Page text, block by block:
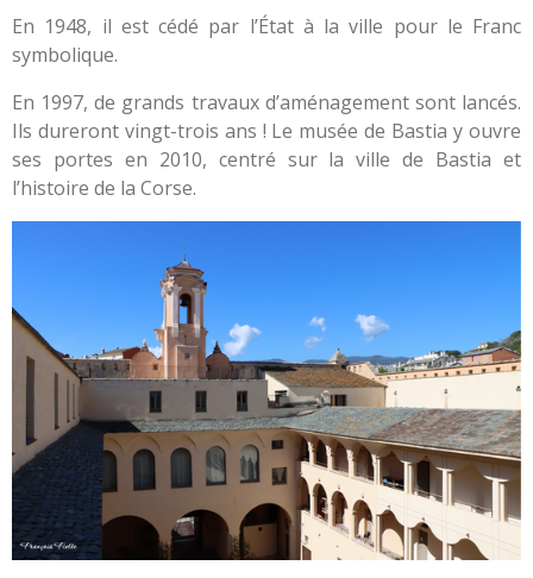
En 1948, il est cédé par l’État à la ville pour le Franc
symbolique.
En 1997, de grands travaux d’aménagement sont lancés.
Ils dureront vingt-trois ans ! Le musée de Bastia y ouvre
ses portes en 2010, centré sur la ville de Bastia et
l’histoire de la Corse.